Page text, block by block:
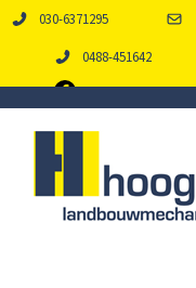
030-6371295
0488-451642